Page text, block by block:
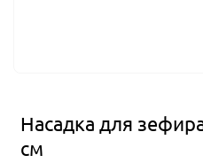
Насадка для
см